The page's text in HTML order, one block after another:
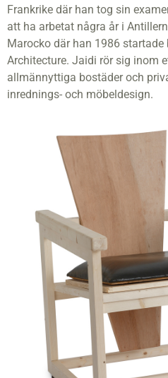
Frankrike där han tog sin
att ha arbetat några år i
Marocko där han 1986
Architecture. Jaidi rör sig inom
allmännyttiga bostäder och
inrednings- och möbeldesign.